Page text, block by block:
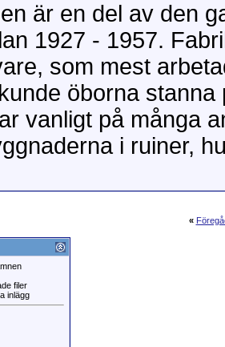
är en del av den
1927 - 1957.
som mest
öborna
vanligt på många
i ruiner,
«
filer
inlägg